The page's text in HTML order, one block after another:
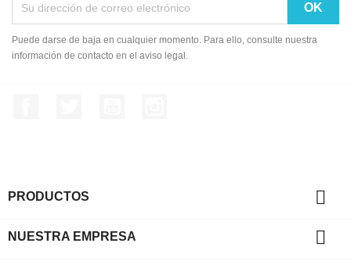
Puede darse de baja en cualquier momento. Para ello, consulte nuestra
información de contacto en el aviso legal.
PRODUCTOS 
NUESTRA EMPRESA 